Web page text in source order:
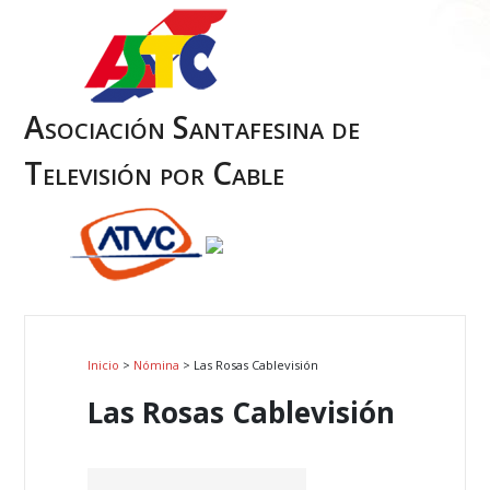
Asociación Santafesina de
Televisión por Cable
Inicio > Nómina > Las Rosas Cablevisión
Las Rosas Cablevisión